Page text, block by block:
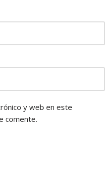
y web en este
comente.